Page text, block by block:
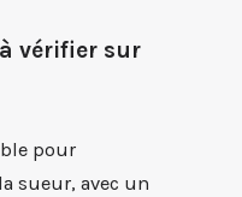
vérifier sur
pour
sueur, avec un